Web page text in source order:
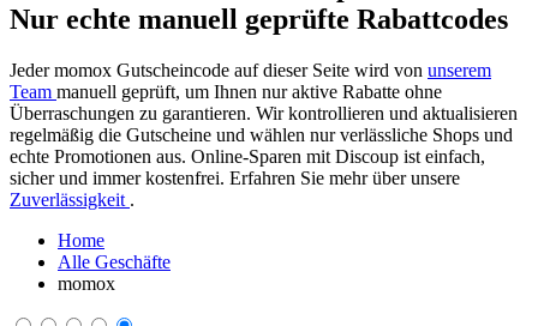
Nur echte manuell geprüfte Rabattcodes
Jeder momox Gutscheincode auf dieser Seite wird von unserem
Team manuell geprüft, um Ihnen nur aktive Rabatte ohne
Überraschungen zu garantieren. Wir kontrollieren und aktualisieren
regelmäßig die Gutscheine und wählen nur verlässliche Shops und
echte Promotionen aus. Online-Sparen mit Discoup ist einfach,
sicher und immer kostenfrei. Erfahren Sie mehr über unsere
Zuverlässigkeit .
Home
Alle Geschäfte
momox